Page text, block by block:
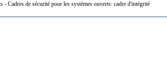
Cadres de sécurité pour les systèmes ouverts: cadre d'intégrité